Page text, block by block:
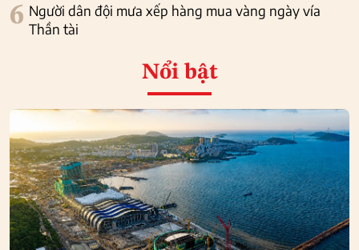
6 Người dân đội mưa xếp hàng mua vàng ngày vía
Thần tài
Nổi bật